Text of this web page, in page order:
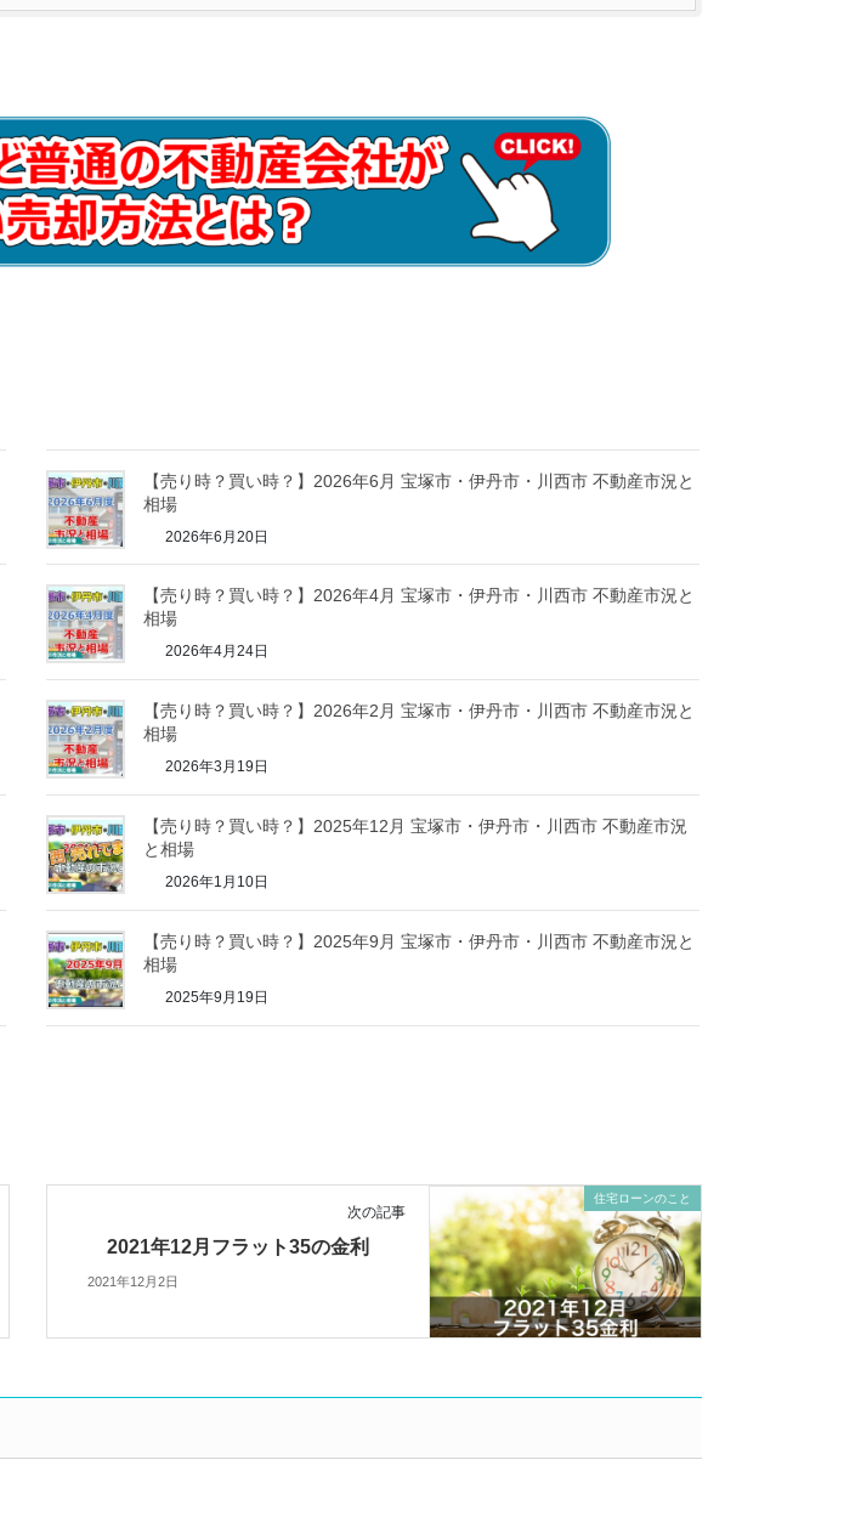
【売り時？買い時？】2026年6月 宝塚市・伊丹市・川西市 不動産市況と
相場
2026年6月20日
【売り時？買い時？】2026年4月 宝塚市・伊丹市・川西市 不動産市況と
相場
2026年4月24日
【売り時？買い時？】2026年2月 宝塚市・伊丹市・川西市 不動産市況と
相場
2026年3月19日
【売り時？買い時？】2025年12月 宝塚市・伊丹市・川西市 不動産市況
と相場
2026年1月10日
【売り時？買い時？】2025年9月 宝塚市・伊丹市・川西市 不動産市況と
相場
2025年9月19日
住宅ローンのこと
次の記事
2021年12月フラット35の金利
2021年12月2日